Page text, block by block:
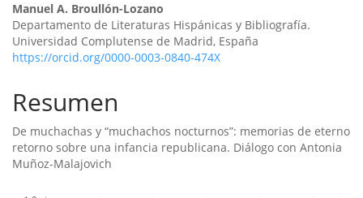
Manuel A. Broullón-Lozano
Departamento de Literaturas Hispánicas y Bibliografía.
Universidad Complutense de Madrid, España
https://orcid.org/0000-0003-0840-474X
Resumen
De muchachas y “muchachos nocturnos”: memorias de eterno
retorno sobre una infancia republicana. Diálogo con Antonia
Muñoz-Malajovich